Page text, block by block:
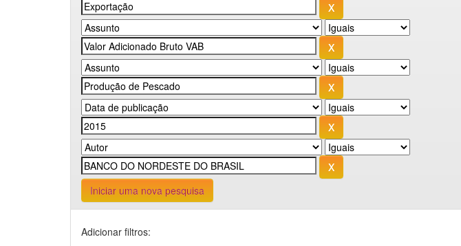
Iniciar uma nova pesquisa
Adicionar filtros: